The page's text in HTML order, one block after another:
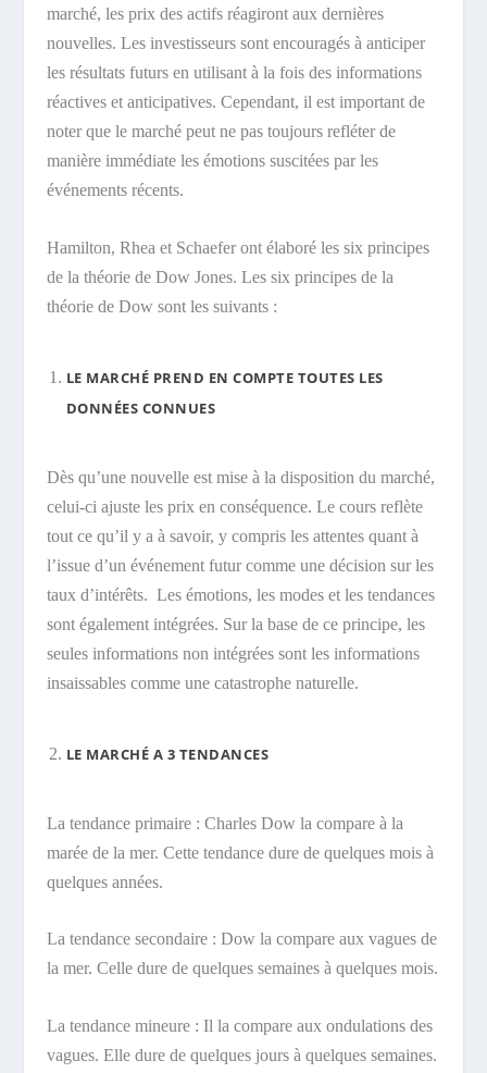
marché, les prix des actifs réagiront aux dernières
nouvelles. Les investisseurs sont encouragés à anticiper
les résultats futurs en utilisant à la fois des informations
réactives et anticipatives. Cependant, il est important de
noter que le marché peut ne pas toujours refléter de
manière immédiate les émotions suscitées par les
événements récents.
Hamilton, Rhea et Schaefer ont élaboré les six principes
de la théorie de Dow Jones. Les six principes de la
théorie de Dow sont les suivants :
LE MARCHÉ PREND EN COMPTE TOUTES LES
DONNÉES CONNUES
Dès qu’une nouvelle est mise à la disposition du marché,
celui-ci ajuste les prix en conséquence. Le cours reflète
tout ce qu’il y a à savoir, y compris les attentes quant à
l’issue d’un événement futur comme une décision sur les
taux d’intérêts. Les émotions, les modes et les tendances
sont également intégrées. Sur la base de ce principe, les
seules informations non intégrées sont les informations
insaissables comme une catastrophe naturelle.
LE MARCHÉ A 3 TENDANCES
La tendance primaire : Charles Dow la compare à la
marée de la mer. Cette tendance dure de quelques mois à
quelques années.
La tendance secondaire : Dow la compare aux vagues de
la mer. Celle dure de quelques semaines à quelques mois.
La tendance mineure : Il la compare aux ondulations des
vagues. Elle dure de quelques jours à quelques semaines.